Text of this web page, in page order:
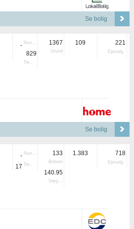
Se bolig
- Nuvær.
829
Samlet
1367
Grund
109 221
Ejerudg.
Se bolig
- Nuvær.
17 Samlet
133
Beboet
140.95
Vægtet
1.383 718
Ejerudg.